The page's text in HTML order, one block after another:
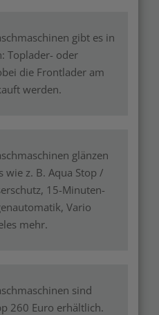
gibt es in
Toplader- oder
die Frontlader am
werden.
glänzen
wie z. B. Aqua Stop /
15-Minuten-
Vario
mehr.
sind
260 Euro erhältlich.